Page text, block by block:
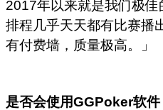
2017年以来就是我们极
排程几乎天天都有比赛播
有付费墙，质量极高。」
是否会使用GGPoker软件